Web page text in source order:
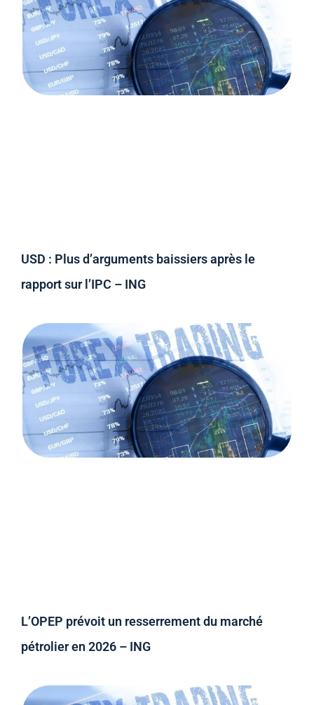
USD : Plus d’arguments baissiers après le
rapport sur l’IPC – ING
L’OPEP prévoit un resserrement du marché
pétrolier en 2026 – ING